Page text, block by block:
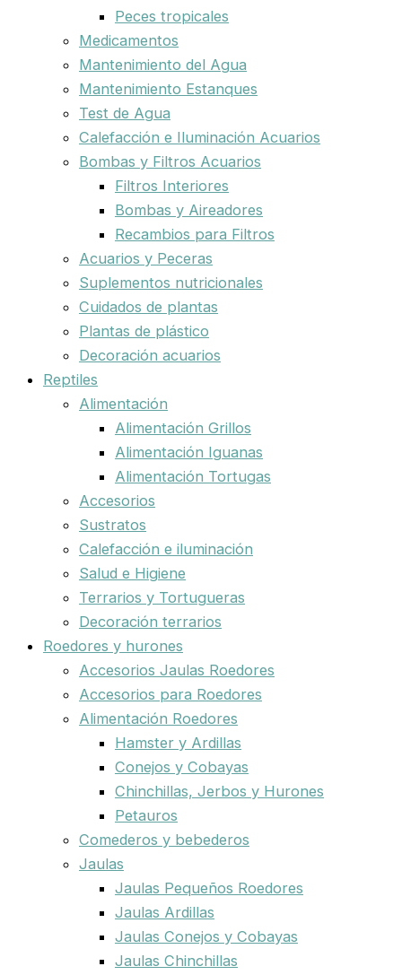
Peces tropicales
Medicamentos
Mantenimiento del Agua
Mantenimiento Estanques
Test de Agua
Calefacción e Iluminación Acuarios
Bombas y Filtros Acuarios
Filtros Interiores
Bombas y Aireadores
Recambios para Filtros
Acuarios y Peceras
Suplementos nutricionales
Cuidados de plantas
Plantas de plástico
Decoración acuarios
Reptiles
Alimentación
Alimentación Grillos
Alimentación Iguanas
Alimentación Tortugas
Accesorios
Sustratos
Calefacción e iluminación
Salud e Higiene
Terrarios y Tortugueras
Decoración terrarios
Roedores y hurones
Accesorios Jaulas Roedores
Accesorios para Roedores
Alimentación Roedores
Hamster y Ardillas
Conejos y Cobayas
Chinchillas, Jerbos y Hurones
Petauros
Comederos y bebederos
Jaulas
Jaulas Pequeños Roedores
Jaulas Ardillas
Jaulas Conejos y Cobayas
Jaulas Chinchillas